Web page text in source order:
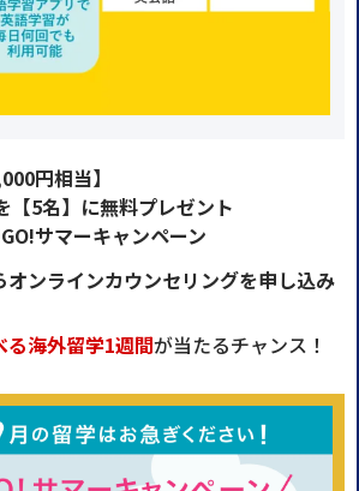
円相当】
【5名】に無料プレゼント
サマーキャンペーン
オンラインカウンセリングを申し込み
る海外留学1週間が当たるチャンス！